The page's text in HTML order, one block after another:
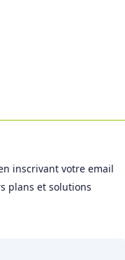
inscrivant votre email
plans et solutions